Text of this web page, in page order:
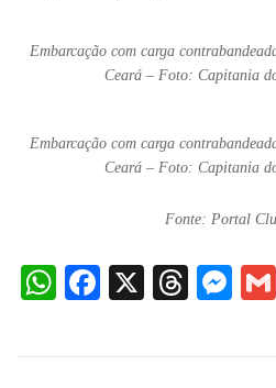
Embarcação com carga
Ceará – Foto: Capitania
Embarcação com carga
Ceará – Foto: Capitania
Fonte: Portal
WhatsApp
Facebook
X